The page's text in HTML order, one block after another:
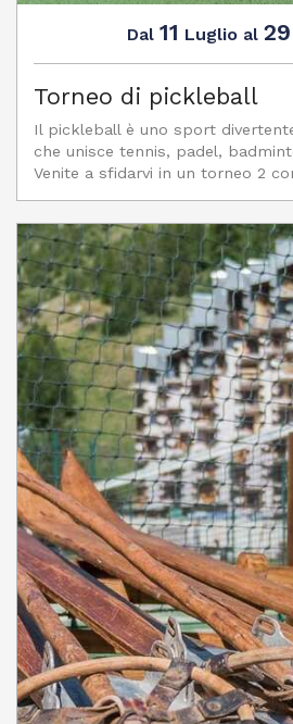
Dal 11 Luglio al 29
Torneo di pickleball
Il pickleball è uno sport
che unisce tennis, padel,
Venite a sfidarvi in un torneo 2